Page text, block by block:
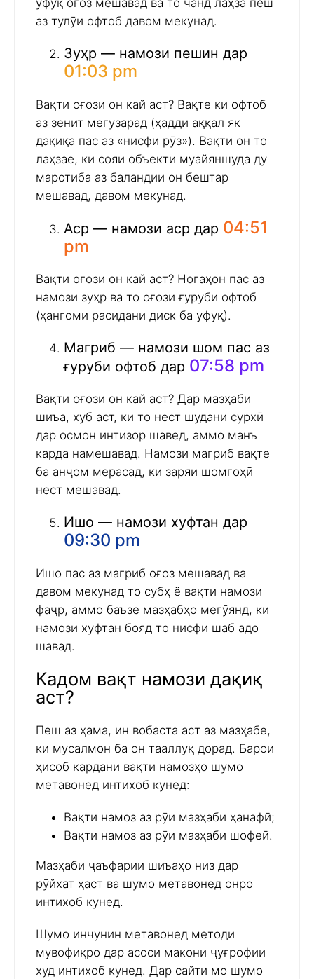
аз тулӯи офтоб давом мекунад.
Зуҳр — намози пешин дар
01:03 pm
Вақти оғози он кай аст? Вақте ки офтоб
аз зенит мегузарад (ҳадди аққал як
дақиқа пас аз «нисфи рӯз»). Вақти он то
лаҳзае, ки сояи объекти муайяншуда ду
маротиба аз баландии он бештар
мешавад, давом мекунад.
Аср — намози аср дар 04:51
pm
Вақти оғози он кай аст? Ногаҳон пас аз
намози зуҳр ва то оғози ғуруби офтоб
(ҳангоми расидани диск ба уфуқ).
Магриб — намози шом пас аз
ғуруби офтоб дар 07:58 pm
Вақти оғози он кай аст? Дар мазҳаби
шиъа, хуб аст, ки то нест шудани сурхӣ
дар осмон интизор шавед, аммо манъ
карда намешавад. Намози магриб вақте
ба анҷом мерасад, ки заряи шомгоҳӣ
нест мешавад.
Ишо — намози хуфтан дар
09:30 pm
Ишо пас аз магриб оғоз мешавад ва
давом мекунад то субҳ ё вақти намози
фаҷр, аммо баъзе мазҳабҳо мегӯянд, ки
намози хуфтан бояд то нисфи шаб адо
шавад.
Кадом вақт намози дақиқ
аст?
Пеш аз ҳама, ин вобаста аст аз мазҳабе,
ки мусалмон ба он тааллуқ дорад. Барои
ҳисоб кардани вақти намозҳо шумо
метавонед интихоб кунед:
Вақти намоз аз рӯи мазҳаби ҳанафӣ;
Вақти намоз аз рӯи мазҳаби шофеӣ.
Мазҳаби ҷаъфарии шиъаҳо низ дар
рӯйхат ҳаст ва шумо метавонед онро
интихоб кунед.
Шумо инчунин метавонед методи
мувофиқро дар асоси макони ҷуғрофии
худ интихоб кунед. Дар сайти мо шумо